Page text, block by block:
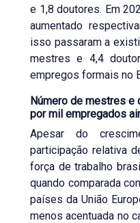
e 1,8 doutores. Em
aumentado
isso passaram a
mestres e 4,4
empregos formais no
Número de mestres e
por mil empregados
Apesar do
participação relativa
força de trabalho
quando comparada
países da União
menos acentuada no